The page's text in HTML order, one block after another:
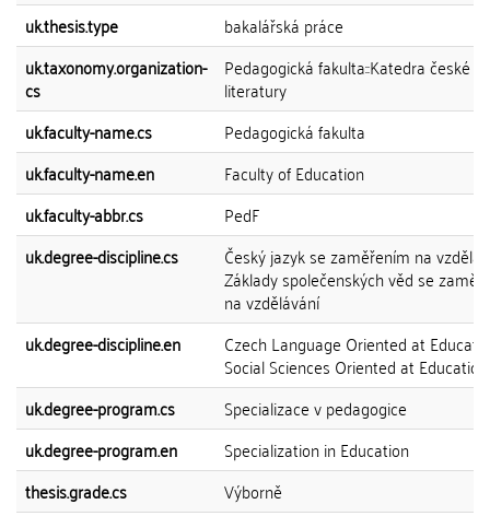
uk.thesis.type
bakalářská práce
uk.taxonomy.organization-
cs
Pedagogická fakulta::Katedra české
literatury
uk.faculty-name.cs
Pedagogická fakulta
uk.faculty-name.en
Faculty of Education
uk.faculty-abbr.cs
PedF
uk.degree-discipline.cs
Český jazyk se zaměřením na
Základy společenských věd se
na vzdělávání
uk.degree-discipline.en
Czech Language Oriented at
Social Sciences Oriented at Education
uk.degree-program.cs
Specializace v pedagogice
uk.degree-program.en
Specialization in Education
thesis.grade.cs
Výborně